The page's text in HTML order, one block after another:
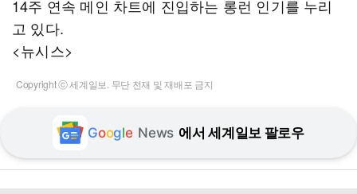
14주 연속 메인 차트에 진입하는 롱런 인기를 누리
고 있다.
<뉴시스>
Copyright ⓒ 세계일보. 무단 전재 및 재배포 금지
Google News 에서 세계일보 팔로우